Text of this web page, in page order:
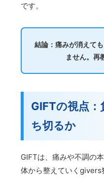
です。
結論：痛みが消えて
ません。再
GIFTの視点
ち切るか
GIFTは、痛みや不調の
体から整えていくgivers